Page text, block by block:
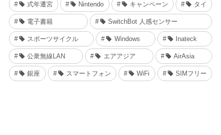
式年遷宮 Nintendo キャンペーン タイ
電子書籍 SwitchBot 人感センサー
スポーツサイクル Windows Inateck
公衆無線LAN エアアジア AirAsia
銀座 スマートフォン WiFi SIMフリー